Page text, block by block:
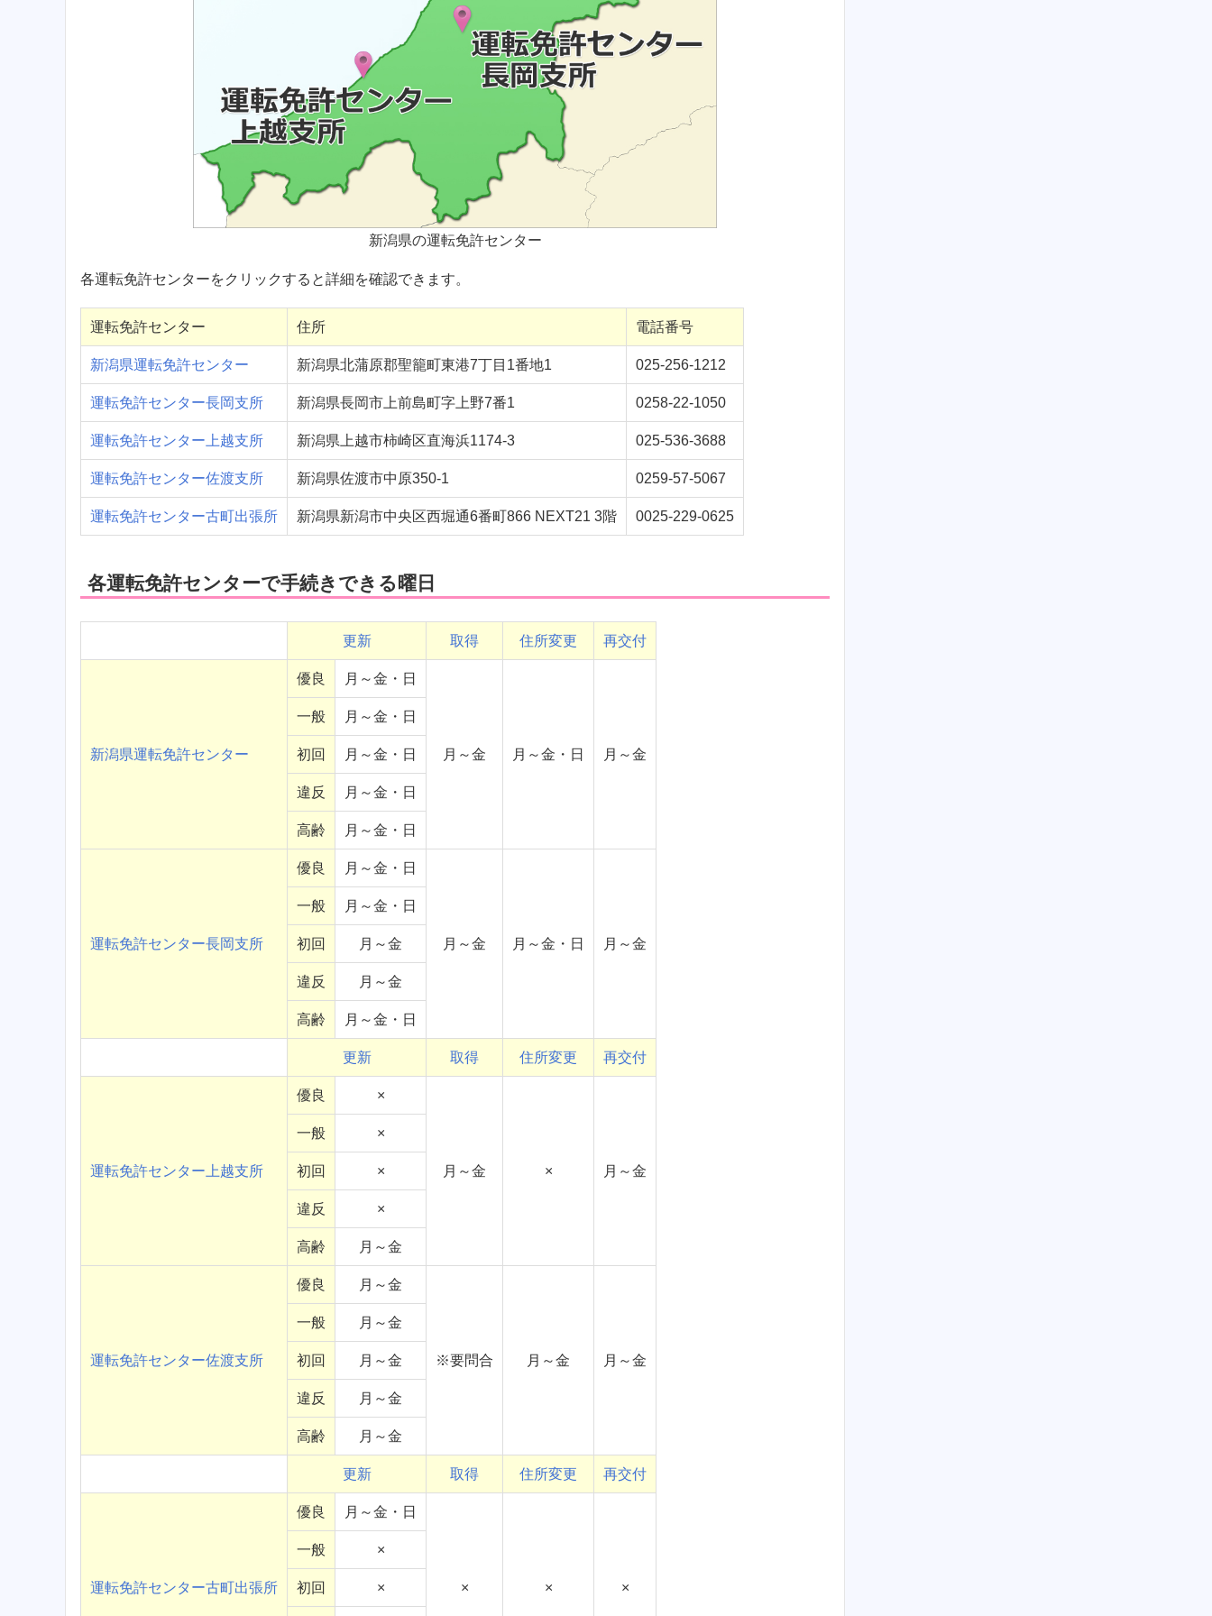
新潟県の運転免許センター
各運転免許センターをクリックすると詳細を確認できます。
運転免許センター 住所 電話番号
新潟県運転免許センター 新潟県北蒲原郡聖籠町東港7丁目1番地1 025-256-1212
運転免許センター長岡支所 新潟県長岡市上前島町字上野7番1 0258-22-1050
運転免許センター上越支所 新潟県上越市柿崎区直海浜1174-3 025-536-3688
運転免許センター佐渡支所 新潟県佐渡市中原350-1 0259-57-5067
運転免許センター古町出張所 新潟県新潟市中央区西堀通6番町866 NEXT21 3階 0025-229-0625
各運転免許センターで手続きできる曜日
更新 取得 住所変更 再交付
新潟県運転免許センター
優良 月～金・日
月～金 月～金・日 月～金
一般 月～金・日
初回 月～金・日
違反 月～金・日
高齢 月～金・日
運転免許センター長岡支所
優良 月～金・日
月～金 月～金・日 月～金
一般 月～金・日
初回 月～金
違反 月～金
高齢 月～金・日
更新 取得 住所変更 再交付
運転免許センター上越支所
優良 ×
月～金 × 月～金
一般 ×
初回 ×
違反 ×
高齢 月～金
運転免許センター佐渡支所
優良 月～金
※要問合 月～金 月～金
一般 月～金
初回 月～金
違反 月～金
高齢 月～金
更新 取得 住所変更 再交付
運転免許センター古町出張所
優良 月～金・日
× × ×
一般 ×
初回 ×